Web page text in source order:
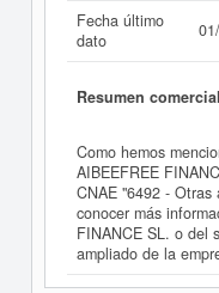
Fecha último
dato
Resumen
Como hemos
AIBEEFREE
CNAE "6492 - Otras
conocer más
FINANCE SL. o del
ampliado de la